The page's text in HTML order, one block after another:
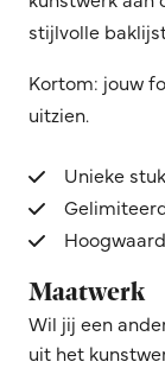
stijlvolle
Kortom: jouw
uitzien.
Unieke
Maatwerk
Wil jij een
uit het